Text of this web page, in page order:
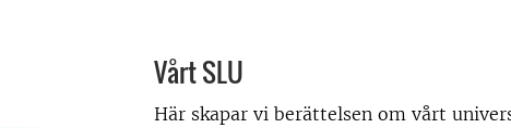
Vårt SLU
Här skapar vi berättelsen om vårt